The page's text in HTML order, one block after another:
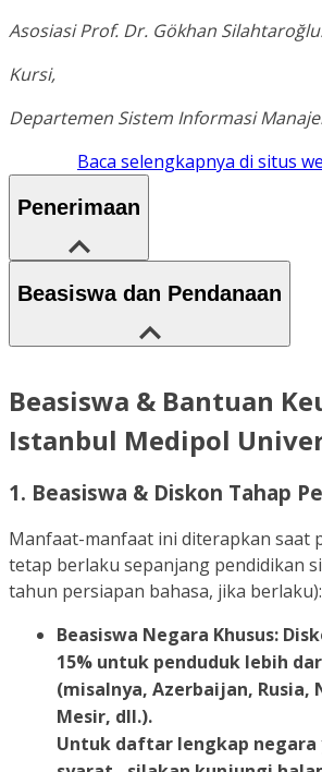
Asosiasi Prof. Dr. Gökhan
Kursi,
Departemen Sistem Informasi
Baca selengkapnya di situs
Penerimaan
Beasiswa dan Pendanaan
Beasiswa & Bantuan
Istanbul Medipol
1. Beasiswa & Diskon Tahap
Manfaat-manfaat ini diterapkan saat
tetap berlaku sepanjang pendidikan
tahun persiapan bahasa, jika berlaku):
Beasiswa Negara Khusus:
15% untuk penduduk lebih
(misalnya, Azerbaijan, Rusia,
Mesir, dll.).
Untuk daftar lengkap negara